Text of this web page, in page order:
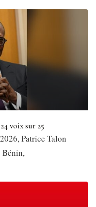
voix sur 25
Patrice Talon
Bénin,